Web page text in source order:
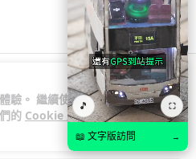
驗。 繼續使用
的 Cookie 政
🎵 ⛶
📖 文字版訪問 →